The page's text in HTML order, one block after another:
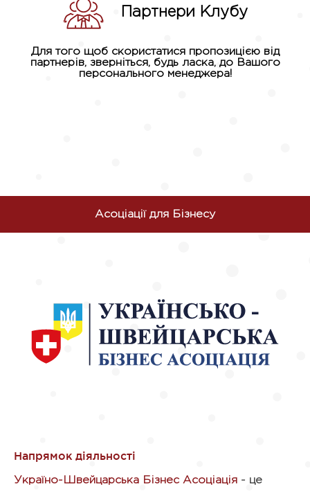
Партнери Клубу
Для того щоб скористатися пропозицією від
партнерів, зверніться, будь ласка, до Вашого
персонального менеджера!
Асоціації для Бізнесу
Україно-Швейцарська Бізнес Асоціація - це